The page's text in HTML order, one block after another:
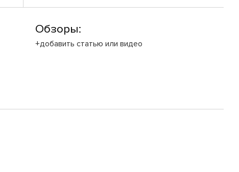
Обзоры:
+добавить статью или видео